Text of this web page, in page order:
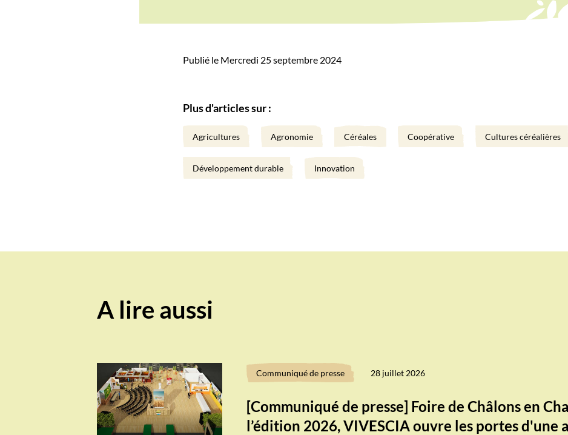
Publié le Mercredi 25 septembre 2024
Plus d'articles sur :
Agricultures Agronomie Céréales Coopérative Cultures céréalières
Développement durable Innovation
A lire aussi
Communiqué de presse 28 juillet 2026
[Communiqué de presse] Foire de Châlons en
l’édition 2026, VIVESCIA ouvre les portes d'une